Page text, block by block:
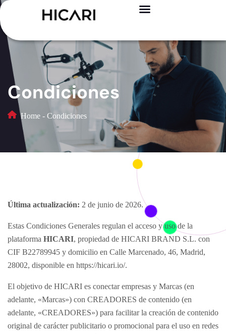
Condiciones
Home - Condiciones
Última actualización: 2 de junio de 2026.
Estas Condiciones Generales regulan el acceso y uso de la
plataforma HICARI, propiedad de HICARI BRAND S.L. con
CIF B22789945 y domicilio en Calle Marcenado, 46, Madrid,
28002, disponible en https://hicari.io/.
El objetivo de HICARI es conectar empresas y Marcas (en
adelante, «Marcas») con CREADORES de contenido (en
adelante, «CREADORES») para facilitar la creación de contenido
original de carácter publicitario o promocional para el uso en redes